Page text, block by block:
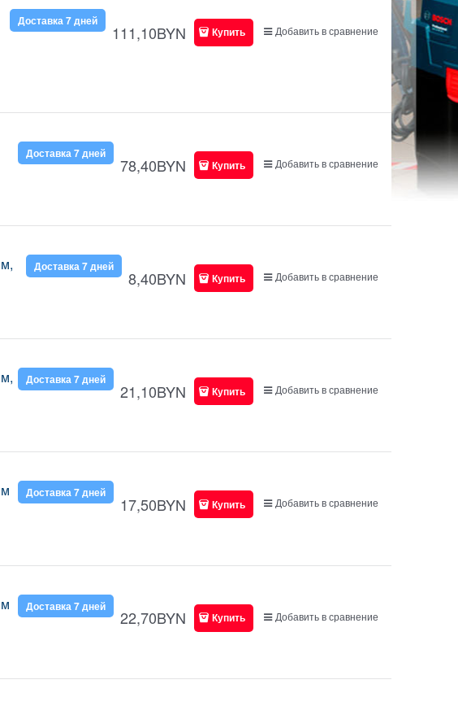
Доставка 7 дней
111,10BYN Купить Добавить в сравнение
Доставка 7 дней
78,40BYN Купить Добавить в сравнение
Доставка 7 дней
8,40BYN Купить Добавить в сравнение
Доставка 7 дней
21,10BYN Купить Добавить в сравнение
Доставка 7 дней
17,50BYN Купить Добавить в сравнение
Доставка 7 дней
22,70BYN Купить Добавить в сравнение